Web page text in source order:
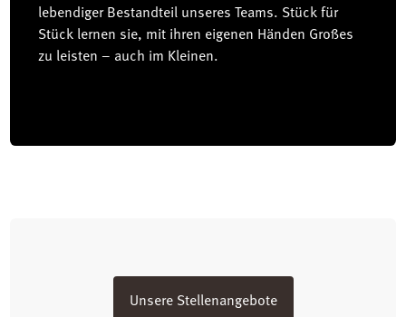
lebendiger Bestandteil unseres Teams. Stück für
Stück lernen sie, mit ihren eigenen Händen Großes
zu leisten – auch im Kleinen.
Unsere Stellenangebote